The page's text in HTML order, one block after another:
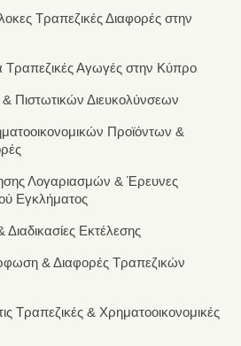
Τραπεζικές Διαφορές στην
Τραπεζικές Αγωγές στην Κύπρο
Πιστωτικών Διευκολύνσεων
Προϊόντων &
Λογαριασμών & Έρευνες
Εγκλήματος
Εκτέλεσης
& Διαφορές Τραπεζικών
Τραπεζικές & Χρηματοοικονομικές